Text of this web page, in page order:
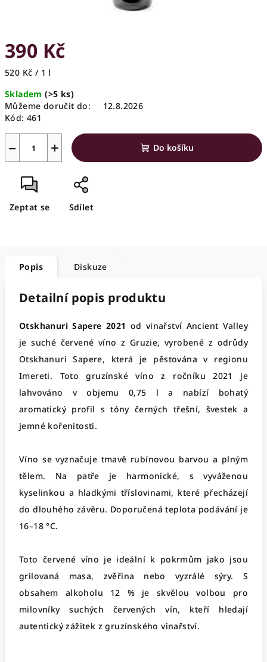
390 Kč
Měrná
520 Kč / 1 l
Skladem(>5 ks)
Můžeme doručit do:
12.8.2026
Kód: 461
+
− Do košíku
Zeptat se Sdílet
Popis Diskuze
Detailní popis produktu
Otskhanuri Sapere 2021 od vinařství Ancient Valley
je suché červené víno z Gruzie, vyrobené z odrůdy
Otskhanuri Sapere, která je pěstována v regionu
Imereti. Toto gruzínské víno z ročníku 2021 je
lahvováno v objemu 0,75 l a nabízí bohatý
aromatický profil s tóny černých třešní, švestek a
jemné kořenitosti.
Víno se vyznačuje tmavě rubínovou barvou a plným
tělem. Na patře je harmonické, s vyváženou
kyselinkou a hladkými tříslovinami, které přecházejí
do dlouhého závěru. Doporučená teplota podávání je
16–18 °C.
Toto červené víno je ideální k pokrmům jako jsou
grilovaná masa, zvěřina nebo vyzrálé sýry. S
obsahem alkoholu 12 % je skvělou volbou pro
milovníky suchých červených vín, kteří hledají
autentický zážitek z gruzínského vinařství.